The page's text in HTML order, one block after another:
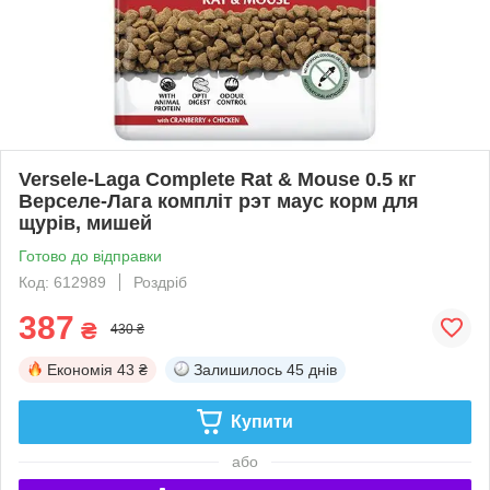
Versele-Laga Complete Rat & Mouse 0.5 кг
Верселе-Лага компліт рэт маус корм для
щурів, мишей
Готово до відправки
Код: 612989
Роздріб
387 ₴ 430 ₴
Економія 43 ₴ Залишилось 45 днів
Купити
або